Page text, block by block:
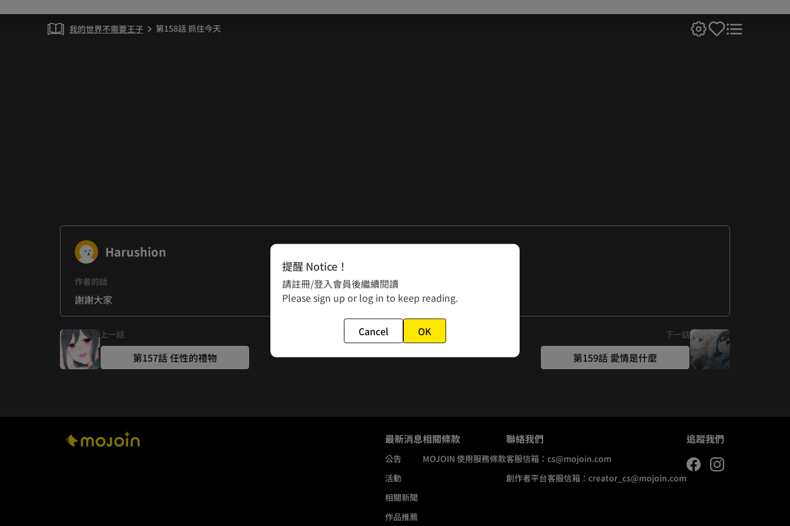
我的世界不需要王子 chevron_right 第158話 抓住今天
Harushion
作者的話
謝謝大家
上一話
第157話 任性的禮物
下一話
第159話 愛情是什麼
最新消息
公告
活動
相關新聞
作品推薦
相關條款
MOJOIN 使用服務條款
聯絡我們
客服信箱： cs@mojoin.com
創作者平台客服信箱： creator_cs@mojoin.com
追蹤我們
提醒 Notice！
請註冊/登入會員後繼續閱讀
Please sign up or log in to keep reading.
Cancel OK